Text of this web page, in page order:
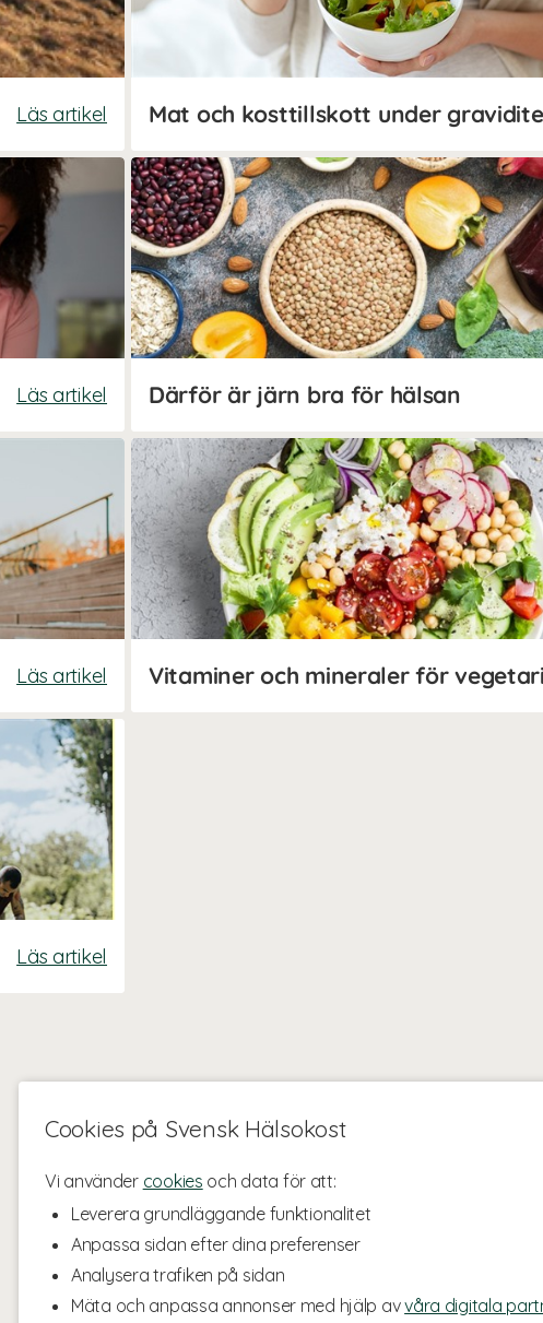
Cookies på Svensk Hälsokost
Vi använder cookies och data för att:
Leverera grundläggande funktionalitet
Anpassa sidan efter dina preferenser
Analysera trafiken på sidan
Mäta och anpassa annonser med hjälp avvåra digitala
Läs artikel
Läs artikel Därför är järn bra för hälsan
Läs artikel
Läs artikel